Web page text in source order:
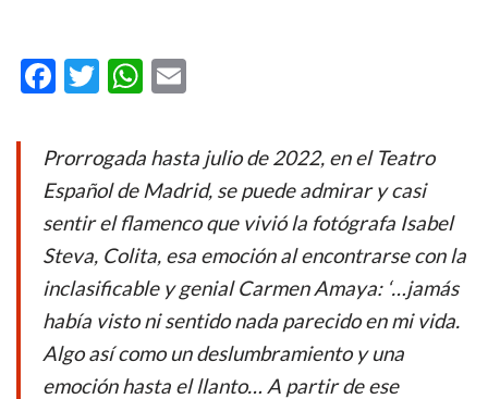
F
e
b
o
o
k
T
itt
er
W
at
s
A
p
p
ail
Prorrogada hasta julio de 2022, en el Teatro
Español de Madrid, se puede admirar y casi
sentir el flamenco que vivió la fotógrafa Isabel
Steva, Colita, esa emoción al encontrarse con la
inclasificable y genial Carmen Amaya: ‘…jamás
había visto ni sentido nada parecido en mi vida.
Algo así como un deslumbramiento y una
emoción hasta el llanto… A partir de ese